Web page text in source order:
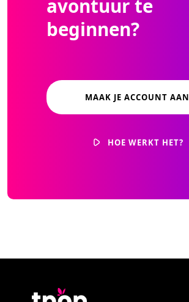
avontuur te
beginnen?
MAAK JE ACCOUNT AAN
HOE WERKT HET?